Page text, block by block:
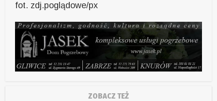
fot. zdj.poglądowe/px
ZOBACZ TEŻ